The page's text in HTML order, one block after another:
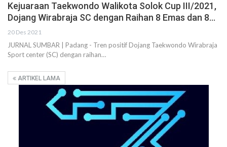
Kejuaraan Taekwondo Walikota Solok Cup III/2021,
Dojang Wirabraja SC dengan Raihan 8 Emas dan 8…
20 Des 2021
JURNAL SUMBAR | Padang - Tren positif Dojang Taekwondo Wirabraja
Sport center (SC) dengan raihan…
ARTIKEL LAMA